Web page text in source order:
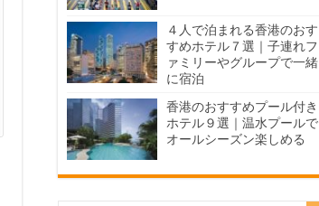
４人で泊まれる香港のおす
すめホテル７選｜子連れフ
ァミリーやグループで一緒
に宿泊
香港のおすすめプール付き
ホテル９選｜温水プールで
オールシーズン楽しめる